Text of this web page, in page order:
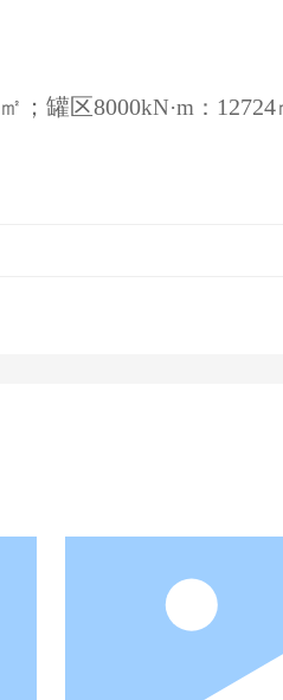
；罐区8000kN·m：